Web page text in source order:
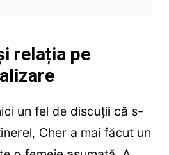
relația pe
un fel de discuții că s-
Cher a mai făcut un